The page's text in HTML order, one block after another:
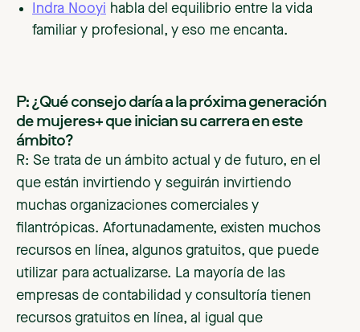
Indra Nooyi habla del equilibrio entre la vida
familiar y profesional, y eso me encanta.
P: ¿Qué consejo daría a la próxima generación
de mujeres+ que inician su carrera en este
ámbito?
R: Se trata de un ámbito actual y de futuro, en el
que están invirtiendo y seguirán invirtiendo
muchas organizaciones comerciales y
filantrópicas. Afortunadamente, existen muchos
recursos en línea, algunos gratuitos, que puede
utilizar para actualizarse. La mayoría de las
empresas de contabilidad y consultoría tienen
recursos gratuitos en línea, al igual que